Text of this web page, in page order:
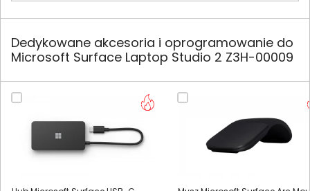
Dedykowane akcesoria i oprogramowanie do
Microsoft Surface Laptop Studio 2 Z3H-00009